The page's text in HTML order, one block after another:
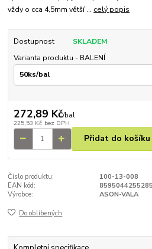
vždy o cca 4,5mm větší ... celý popis
Dostupnost
SKLADEM
Varianta produktu - BALENÍ
272,89 Kč/bal
225,53 Kč bez DPH
Přidat do košíku
Číslo produktu:
100-13-008
EAN kód:
8595044255285
Výrobce:
ASON-VALA
Do oblíbených